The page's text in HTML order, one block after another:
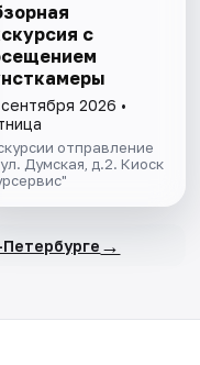
с
2026 •
отправление
Думская, д.2. Киоск
→